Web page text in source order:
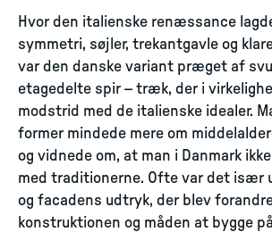
Hvor den italienske renæssance
symmetri, søjler, trekantgavle og
var den danske variant præget af
etagedelte spir – træk, der i
modstrid med de italienske idealer.
former mindede mere om
og vidnede om, at man i Danmark
med traditionerne. Ofte var det især
og facadens udtryk, der blev
konstruktionen og måden at bygge